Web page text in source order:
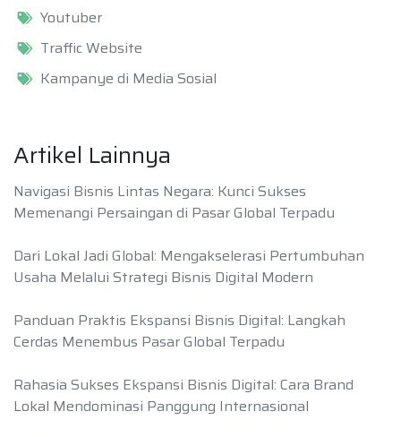
Youtuber
Traffic Website
Kampanye di Media Sosial
Artikel Lainnya
Navigasi Bisnis Lintas Negara: Kunci Sukses
Memenangi Persaingan di Pasar Global Terpadu
Dari Lokal Jadi Global: Mengakselerasi Pertumbuhan
Usaha Melalui Strategi Bisnis Digital Modern
Panduan Praktis Ekspansi Bisnis Digital: Langkah
Cerdas Menembus Pasar Global Terpadu
Rahasia Sukses Ekspansi Bisnis Digital: Cara Brand
Lokal Mendominasi Panggung Internasional